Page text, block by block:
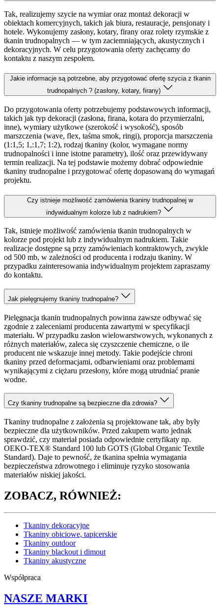
Tak, realizujemy szycie na wymiar oraz montaż dekoracji w
obiektach komercyjnych, takich jak biura, restauracje, pensjonaty i
hotele. Wykonujemy zasłony, kotary, firany oraz rolety rzymskie z
tkanin trudnopalnych — w tym zaciemniających, akustycznych i
dekoracyjnych. W celu przygotowania oferty zachęcamy do
kontaktu z naszym zespołem.
Jakie informacje są potrzebne, aby przygotować ofertę szycia z tkanin
trudnopalnych ? (zasłony, kotary, firany)
Do przygotowania oferty potrzebujemy podstawowych informacji,
takich jak typ dekoracji (zasłona, firana, kotara do przymierzalni,
inne), wymiary użytkowe (szerokość i wysokość), sposób
marszczenia (wave, flex, taśma smok, ringi), proporcja marszczenia
(1:1,5; 1,:1,7; 1:2), rodzaj tkaniny (kolor, wymagane normy
trudnopalności i inne istotne parametry), ilość oraz przewidywany
termin realizacji. Na tej podstawie możemy dobrać odpowiednie
tkaniny trudnopalne i przygotować ofertę dopasowaną do wymagań
projektu.
Czy istnieje możliwość zamówienia tkaniny trudnopalnej w
indywidualnym kolorze lub z nadrukiem?
Tak, istnieje możliwość zamówienia tkanin trudnopalnych w
kolorze pod projekt lub z indywidualnym nadrukiem. Takie
realizacje dostępne są przy zamówieniach kontraktowych, zwykle
od 500 mb, w zależności od producenta i rodzaju tkaniny. W
przypadku zainteresowania indywidualnym projektem zapraszamy
do kontaktu.
Jak pielęgnujemy tkaniny trudnopalne?
Pielęgnacja tkanin trudnopalnych powinna zawsze odbywać się
zgodnie z zaleceniami producenta zawartymi w specyfikacji
materiału. W przypadku zasłon wielowarstwowych, wykonanych z
różnych materiałów, zaleca się czyszczenie chemiczne, o ile
producent nie wskazuje innej metody. Takie podejście chroni
tkaniny przed deformacjami, odbarwieniami oraz problemami
wynikającymi z ciężaru przesłony, które mogą utrudniać pranie
wodne.
Czy tkaniny trudnopalne są bezpieczne dla zdrowia?
Tkaniny trudnopalne z założenia są projektowane tak, aby były
bezpieczne dla użytkowników. Przed zakupem warto jednak
sprawdzić, czy materiał posiada odpowiednie certyfikaty np.
OEKO-TEX® Standard 100 lub GOTS (Global Organic Textile
Standard). Daje to pewność, że tkanina spełnia wymagania
bezpieczeństwa zdrowotnego i eliminuje ryzyko stosowania
materiałów niskiej jakości.
ZOBACZ, RÓWNIEŻ:
Tkaniny dekoracyjne
Tkaniny obiciowe, tapicerskie
Tkaniny outdoor
Tkaniny blackout i dimout
Tkaniny akustyczne
Współpraca
NASZE MARKI